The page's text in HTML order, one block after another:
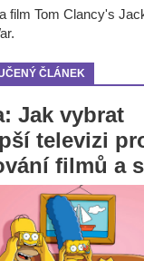
film Tom Clancy's
ČLÁNEK
Jak vybrat
televizi
filmů a